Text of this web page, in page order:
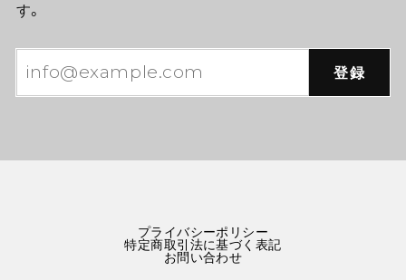
す。
登録
プライバシーポリシー
特定商取引法に基づく表記
お問い合わせ